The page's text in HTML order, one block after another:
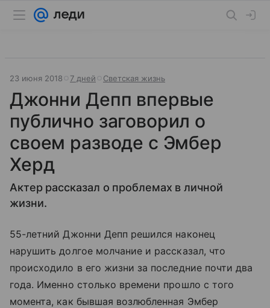
23 июня 2018 7 дней Светская жизнь
Джонни Депп впервые
публично заговорил о
своем разводе с Эмбер
Херд
Актер рассказал о проблемах в личной
жизни.
55-летний Джонни Депп решился наконец
нарушить долгое молчание и рассказал, что
происходило в его жизни за последние почти два
года. Именно столько времени прошло с того
момента, как бывшая возлюбленная Эмбер